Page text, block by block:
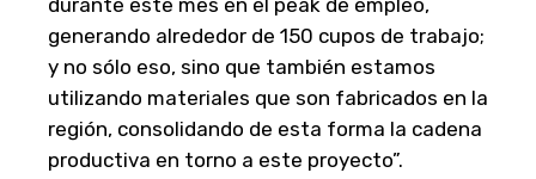
generando alrededor de 150 cupos de trabajo;
y no sólo eso, sino que también estamos
utilizando materiales que son fabricados en la
región, consolidando de esta forma la cadena
productiva en torno a este proyecto”.